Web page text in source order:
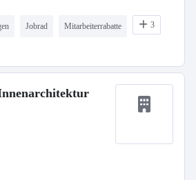
Jobrad Mitarbeiterrabatte 3